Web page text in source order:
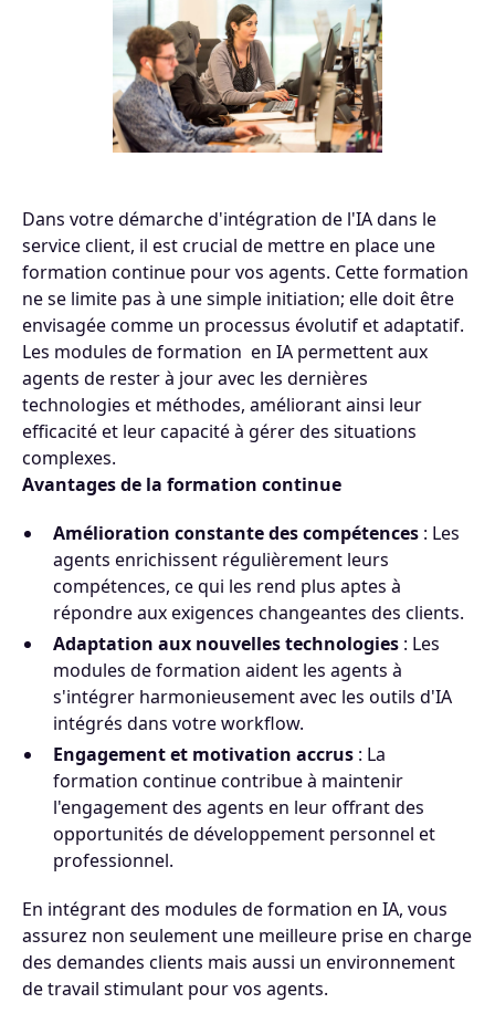
Dans votre démarche d'intégration de l'IA dans le
service client, il est crucial de mettre en place une
formation continue pour vos agents. Cette formation
ne se limite pas à une simple initiation; elle doit être
envisagée comme un processus évolutif et adaptatif.
Les modules de formation en IA permettent aux
agents de rester à jour avec les dernières
technologies et méthodes, améliorant ainsi leur
efficacité et leur capacité à gérer des situations
complexes.
Avantages de la formation continue
Amélioration constante des compétences : Les
agents enrichissent régulièrement leurs
compétences, ce qui les rend plus aptes à
répondre aux exigences changeantes des clients.
Adaptation aux nouvelles technologies : Les
modules de formation aident les agents à
s'intégrer harmonieusement avec les outils d'IA
intégrés dans votre workflow.
Engagement et motivation accrus : La
formation continue contribue à maintenir
l'engagement des agents en leur offrant des
opportunités de développement personnel et
professionnel.
En intégrant des modules de formation en IA, vous
assurez non seulement une meilleure prise en charge
des demandes clients mais aussi un environnement
de travail stimulant pour vos agents.